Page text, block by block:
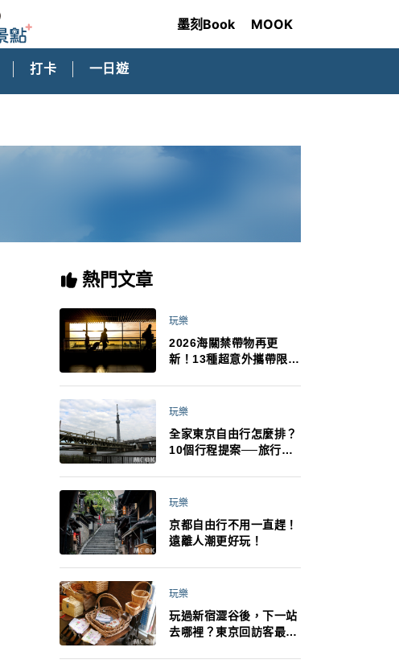
墨刻Book MOOK
打卡 一日遊
熱門文章
玩樂
2026海關禁帶物再更
新！13種超意外攜帶限
最高還罰百萬！注意事項
玩樂
全家東京自由行怎麼排？
10個行程提案──旅行不
法！
玩樂
京都自由行不用一直趕！
遠離人潮更好玩！
玩樂
玩過新宿澀谷後，下一站
去哪裡？東京回訪客最推